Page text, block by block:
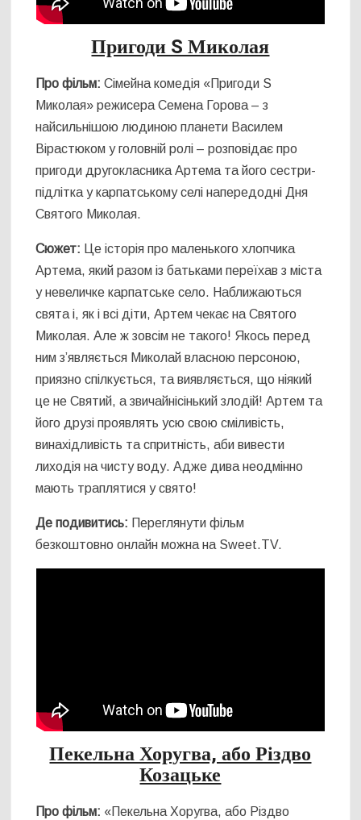
Пригоди S Миколая
Про фільм:Сімейна комедія «Пригоди S
Миколая» режисера Семена Горова – з
найсильнішою людиною планети Василем
Вірастюком у головній ролі – розповідає про
пригоди другокласника Артема та його сестри-
підлітка у карпатському селі напередодні Дня
Святого Миколая.
Сюжет:
Це історія про маленького хлопчика
Артема, який разом із батьками переїхав з міста
у невеличке карпатське село. Наближаються
свята і, як і всі діти, Артем чекає на Святого
Миколая. Але ж зовсім не такого! Якось перед
ним з’являється Миколай власною персоною,
приязно спілкується, та виявляється, що ніякий
це не Святий, а звичайнісінький злодій! Артем та
його друзі проявлять усю свою сміливість,
винахідливість та спритність, аби вивести
лиходія на чисту воду. Адже дива неодмінно
мають траплятися у свято!
Де подивитись: Переглянути фільм
безкоштовно онлайн можна на Sweet.TV.
Пекельна Хоругва, або Різдво
Козацьке
Про фільм: «Пекельна Хоругва, або Різдво